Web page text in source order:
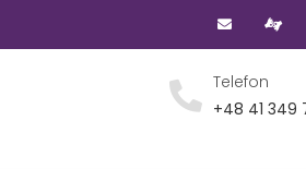
Telefon
+48 41 349